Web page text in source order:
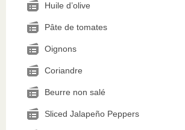
Huile d’olive
Pâte de tomates
Oignons
Coriandre
Beurre non salé
Sliced Jalapeño Peppers